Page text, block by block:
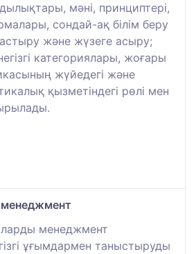
мәні, принциптері,
сондай-ақ білім беру
және жүзеге асыру;
категориялары, жоғары
жүйедегі және
қызметіндегі рөлі мен
менеджмент
ұғымдармен таныстыруды